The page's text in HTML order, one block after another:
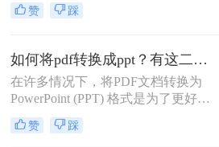
ppt的几种方法。
Presentation）文件，以便于进行演
性和格式稳定性使其成为广泛使用的
文档格式，但PPT文件在演示和编辑
方面更为灵活。那么PDF如何转化成
PPT呢？本文将详细介绍几种将PDF
转换成PPT的方法，帮助您轻松完成
转换。
赞 踩
如何将pdf转换成ppt？有这二种方法可以快速转换！
在许多情况下，将PDF文档转换为
PowerPoint (PPT) 格式是为了更好地
编辑内容、添加动态效果或进行演
示。虽然直接将PDF转换为PPT并不
赞 踩